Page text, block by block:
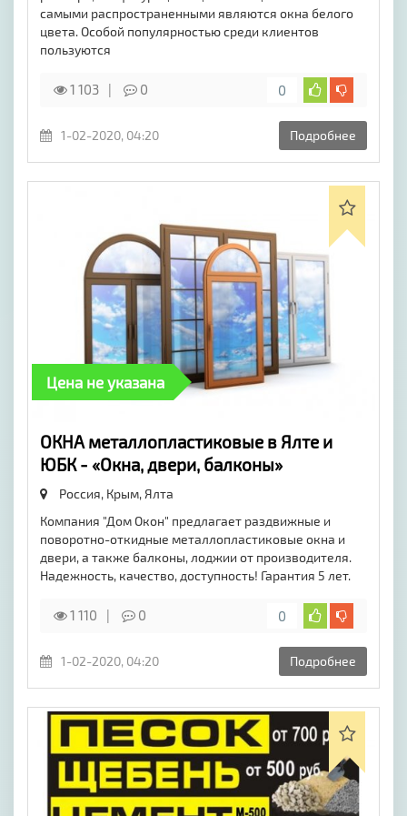
самыми распространенными являются окна белого
цвета. Особой популярностью среди клиентов
пользуются
1 103 0 0
1-02-2020, 04:20 Подробнее
Цена не указана
ОКНА металлопластиковые в Ялте и
ЮБК - «Окна, двери, балконы»
Россия, Крым, Ялта
Компания "Дом Окон" предлагает раздвижные и
поворотно-откидные металлопластиковые окна и
двери, а также балконы, лоджии от производителя.
Надежность, качество, доступность! Гарантия 5 лет.
1 110 0 0
1-02-2020, 04:20 Подробнее